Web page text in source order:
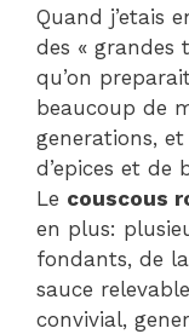
Quand j’etais
des « grandes
qu’on
beaucoup de
generations,
d’epices et
Le couscous
en plus:
fondants, de
sauce
convivial,